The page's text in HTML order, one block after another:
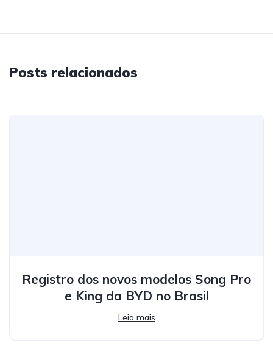
Posts relacionados
Registro dos novos modelos Song Pro
e King da BYD no Brasil
Leia mais